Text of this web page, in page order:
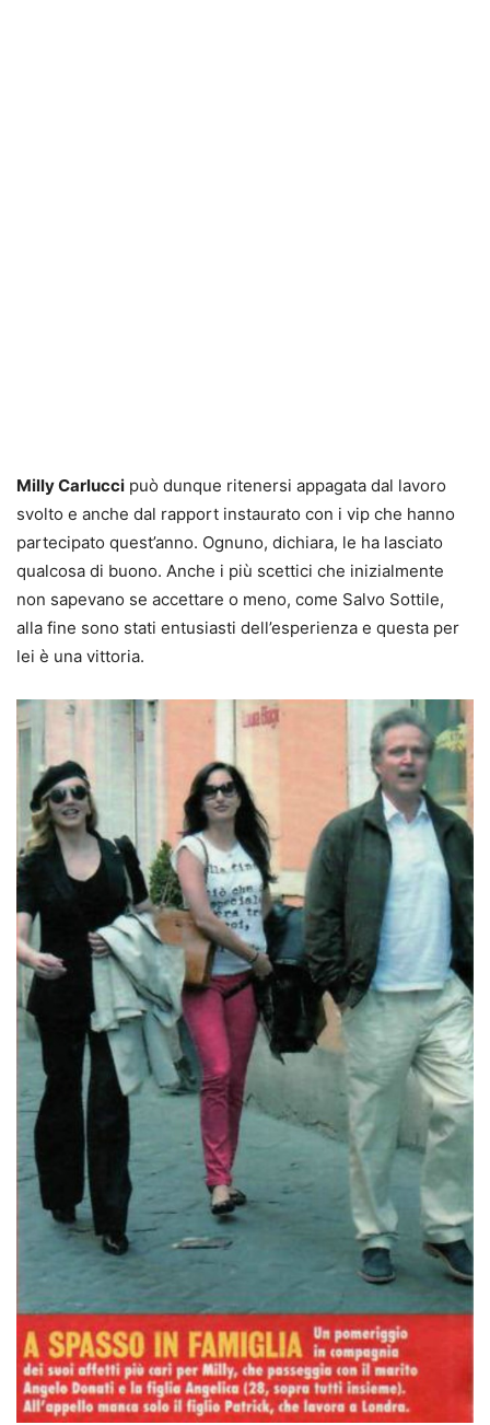
Milly Carlucci può dunque ritenersi appagata dal lavoro
svolto e anche dal rapport instaurato con i vip che hanno
partecipato quest’anno. Ognuno, dichiara, le ha lasciato
qualcosa di buono. Anche i più scettici che inizialmente
non sapevano se accettare o meno, come Salvo Sottile,
alla fine sono stati entusiasti dell’esperienza e questa per
lei è una vittoria.